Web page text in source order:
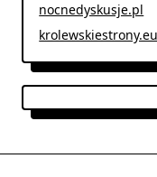
nocnedyskusje.pl
krolewskiestrony.eu